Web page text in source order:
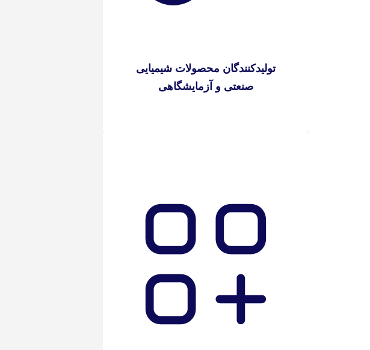
تولیدکنندگان محصولات شیمیایی
صنعتی و آزمایشگاهی